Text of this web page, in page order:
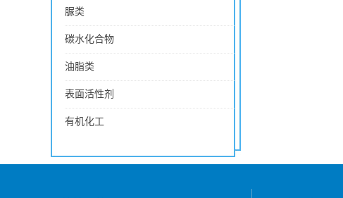
脲类
碳水化合物
油脂类
表面活性剂
有机化工